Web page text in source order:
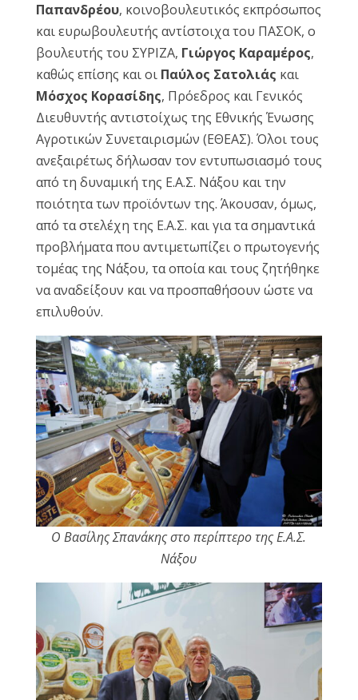
Παπανδρέου, κοινοβουλευτικός εκπρόσωπος
και ευρωβουλευτής αντίστοιχα του ΠΑΣΟΚ, ο
βουλευτής του ΣΥΡΙΖΑ, Γιώργος Καραμέρος,
καθώς επίσης και οι Παύλος Σατολιάς και
Μόσχος Κορασίδης, Πρόεδρος και Γενικός
Διευθυντής αντιστοίχως της Εθνικής Ένωσης
Αγροτικών Συνεταιρισμών (ΕΘΕΑΣ). Όλοι τους
ανεξαιρέτως δήλωσαν τον εντυπωσιασμό τους
από τη δυναμική της Ε.Α.Σ. Νάξου και την
ποιότητα των προϊόντων της. Άκουσαν, όμως,
από τα στελέχη της Ε.Α.Σ. και για τα σημαντικά
προβλήματα που αντιμετωπίζει ο πρωτογενής
τομέας της Νάξου, τα οποία και τους ζητήθηκε
να αναδείξουν και να προσπαθήσουν ώστε να
επιλυθούν.
Ο Βασίλης Σπανάκης στο περίπτερο της Ε.Α.Σ.
Νάξου